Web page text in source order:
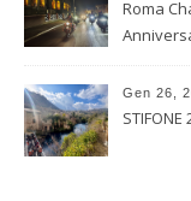
Roma
Gen 26,
STIFONE